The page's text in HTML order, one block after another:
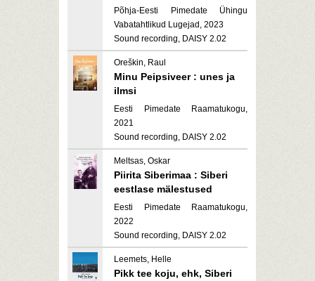
Põhja-Eesti Pimedate Ühingu
Vabatahtlikud Lugejad, 2023
Sound recording, DAISY 2.02
Oreškin, Raul
Minu Peipsiveer : unes ja
ilmsi
Eesti Pimedate Raamatukogu,
2021
Sound recording, DAISY 2.02
Meltsas, Oskar
Piirita Siberimaa : Siberi
eestlase mälestused
Eesti Pimedate Raamatukogu,
2022
Sound recording, DAISY 2.02
Leemets, Helle
Pikk tee koju, ehk, Siberi